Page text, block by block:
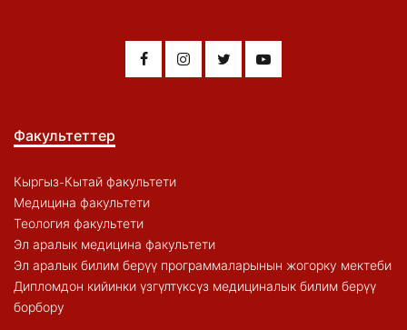
Факультеттер
Кыргыз-Кытай факультети
Медицина факультети
Теология факультети
Эл аралык медицина факультети
Эл аралык билим берүү программаларынын жогорку мектеби
Дипломдон кийинки үзгүлтүксүз медициналык билим берүү
борбору